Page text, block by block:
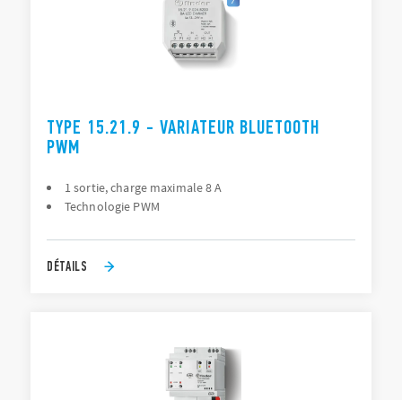
TYPE 15.21.9 - VARIATEUR BLUETOOTH
PWM
1 sortie, charge maximale 8 A
Technologie PWM
DÉTAILS